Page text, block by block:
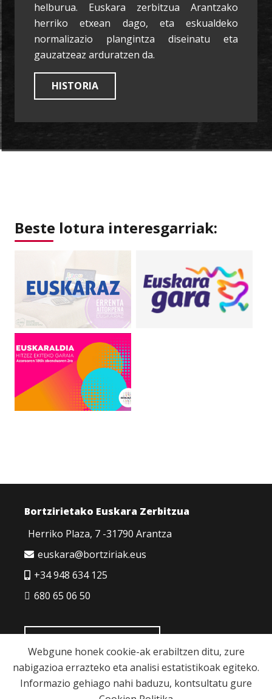
helburua. Euskara zerbitzua Arantzako
herriko etxean dago, eta eskualdeko
normalizazio plangintza diseinatu eta
gauzatzeaz arduratzen da.
HISTORIA
Beste lotura interesgarriak:
Bortzirietako Euskara Zerbitzua
Herriko Plaza, 7 -31790 Arantza
euskara@bortziriak.eus
+34 948 634 125
680 65 06 50
Webgune honek cookie-ak erabiltzen ditu, zure
nabigazioa errazteko eta analisi estatistikoak egiteko.
Informazio gehiago nahi baduzu, kontsultatu gure